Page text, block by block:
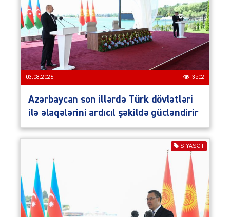
03.08.2026 3502
Azərbaycan son illərdə Türk dövlətləri
ilə əlaqələrini ardıcıl şəkildə gücləndirir
SIYASƏT